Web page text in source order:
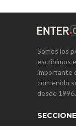
Somos los
escribimos
importante
contenido
desde 1996.